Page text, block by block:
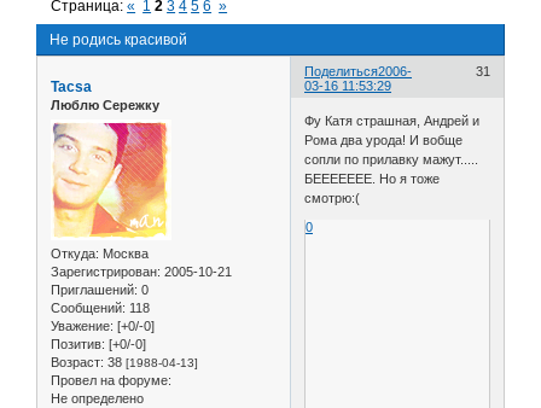
Не родись красивой
Страница:« 1 2 3 4 5 6 »
Поделиться 31
2006-
03-16 11:53:29
Tacsa
Люблю Сережку
Откуда: Москва
Зарегистрирован: 2005-10-21
Приглашений: 0
Сообщений: 118
Уважение: [+0/-0]
Позитив: [+0/-0]
Возраст: 38 [1988-04-13]
Провел на форуме:
Не определено
Фу Катя страшная, Андрей и
Рома два урода! И вобще
сопли по прилавку мажут.....
БЕЕЕЕЕЕЕ. Но я тоже
смотрю:(
0